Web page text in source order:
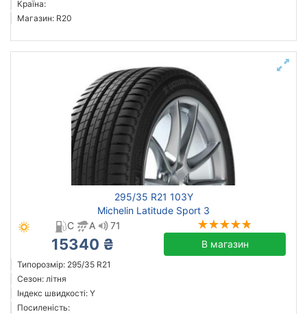
Країна:
Магазин: R20
295/35 R21 103Y
Michelin Latitude Sport 3
C
A 71
15340 ₴ В магазин
Типорозмір: 295/35 R21
Сезон: літня
Індекс швидкості: Y
Посиленість: